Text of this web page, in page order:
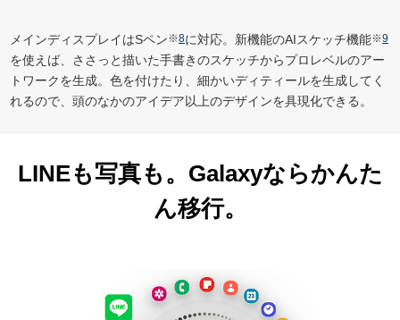
メインディスプレイはSペン※8に対応。新機能のAIスケッチ機能※9
を使えば、ささっと描いた手書きのスケッチからプロレベルのアー
トワークを生成。色を付けたり、細かいディティールを生成してく
れるので、頭のなかのアイデア以上のデザインを具現化できる。
LINEも写真も。 Galaxyならかんた
ん移行。